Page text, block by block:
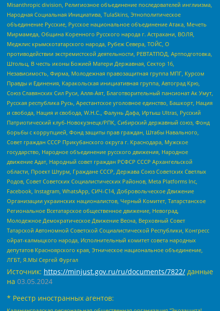
Misanthropic division, Религиозное объединение последователей инглиизма,
Народная Социальная Инициатива, TulaSkins, Этнополитическое
объединение Русские, Русское национальное объединение Атака, Мечеть
Мирмамеда, Община Коренного Русского народа г. Астрахани, ВОЛЯ,
Меджлис крымскотатарского народа, Рубеж Севера, ТОЙС, О
противодействии экстремистской деятельности, РЕВТАТПОД, Артподготовка,
Штольц, В честь иконы Божией Матери Державная, Сектор 16,
Независимость, Фирма, Молодежная правозащитная группа МПГ, Курсом
Правды и Единения, Каракольская инициативная группа, Автоград Крю,
Союз Славянских Сил Руси, Алля-Аят, Благотворительный пансионат Ак Умут,
Русская республика Русь, Арестантское уголовное единство, Башкорт, Нация
и свобода, Нация и свобода, W.H.С., Фалунь Дафа, Иртыш Ultras, Русский
Патриотический клуб-Новокузнецк/РПК, Сибирский державный союз, Фонд
борьбы с коррупцией, Фонд защиты прав граждан, Штабы Навального,
Совет граждан СССР Прикубанского округа г. Краснодара, Мужское
государство, Народное объединение русского движения, Народное
движение Адат, Народный совет граждан РСФСР СССР Архангельской
области, Проект Штурм, Граждане СССР, Держава Союз Советских Светлых
Родов, Совет Советских Социалистических Районов, Meta Platforms Inc,
Facebook, Instagram, WhatsApp, СИЧ-С14, Добровольческое Движение
Организации украинских националистов, Черный Комитет, Татарстанское
Региональное Всетатарское общественное движение, Невоград,
Молодежное Демократическое Движение Весна, Верховный Совет
Татарской Автономной Советской Социалистической Республики, Конгресс
ойрат-калмыцкого народа, Исполнительный комитет совета народных
депутатов Красноярского края, Этническое национальное объединение,
ЛГБТ, Я.МЫ Сергей Фургал
Источник: https://minjust.gov.ru/ru/documents/7822/ данные
на 03.05.2024
* Реестр иностранных агентов: